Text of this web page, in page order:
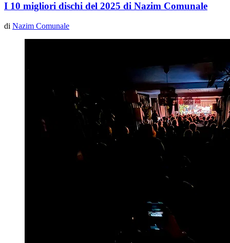
I 10 migliori dischi del 2025 di Nazim Comunale
di Nazim Comunale